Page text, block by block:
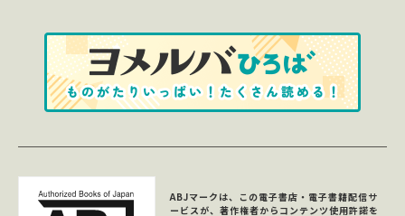
ABJマークは、この電子書店・電子書籍配信サ
ービスが、著作権者からコンテンツ使用許諾を